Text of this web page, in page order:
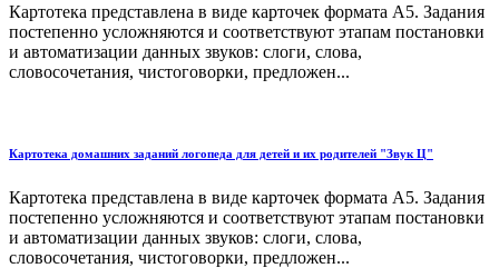
Картотека представлена в виде карточек формата А5. Задания
постепенно усложняются и соответствуют этапам постановки
и автоматизации данных звуков: слоги, слова,
словосочетания, чистоговорки, предложен...
Картотека домашних заданий логопеда для детей и их родителей "Звук Ц"
Картотека представлена в виде карточек формата А5. Задания
постепенно усложняются и соответствуют этапам постановки
и автоматизации данных звуков: слоги, слова,
словосочетания, чистоговорки, предложен...